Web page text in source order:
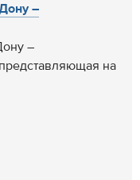
–
–
на